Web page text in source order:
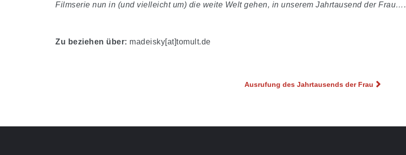
Filmserie nun in (und vielleicht um) die weite Welt gehen, in unserem Jahrtausend der Frau….
Zu beziehen über: madeisky[at]tomult.de
Ausrufung des Jahrtausends der Frau